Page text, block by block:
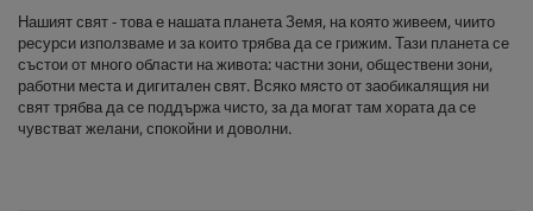
Нашият свят - това е нашата планета Земя, на която живеем, чиито
ресурси използваме и за които трябва да се грижим. Тази планета се
състои от много области на живота: частни зони, обществени зони,
работни места и дигитален свят. Всяко място от заобикалящия ни
свят трябва да се поддържа чисто, за да могат там хората да се
чувстват желани, спокойни и доволни.